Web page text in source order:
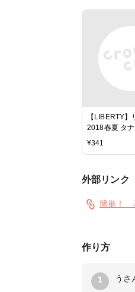
【LIBERTY】
2018春夏 タ
Heidi ハイデ
¥341
外部リンク
簡単！
作り方
1 うさ